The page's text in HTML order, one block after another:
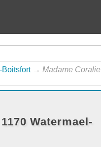
Boitsfort → Madame Coralie
Watermael-